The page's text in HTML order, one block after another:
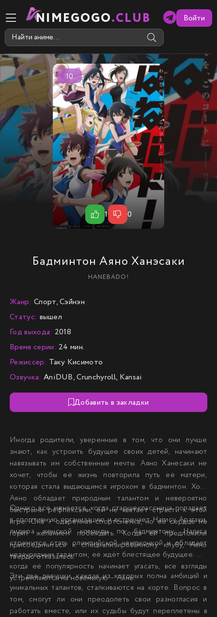
NIMEGOGO.CLUB Войти
Бадминтон Аяно Ханэсаки
HANEBADO!
10
1 0
Жанр: Спорт, Сэйнэн
Статус: вышел
Год выхода: 2018
Время серии: 24 мин.
Режиссер: Таку Кисимото
Озвучка: AniDUB, Crunchyroll, Kansai
Добавить в закладки
Иногда родители, уверенные в том, что они лучше
знают, как устроить будущее своих детей, начинают
навязывать им собственные мечты. Аяно Ханесаки не
хочет, чтобы её жизнь повторила путь её матери,
которая стала выдающимся игроком в бадминтон. Хотя
Аяно обладает природным талантом и невероятно
быстрыми рефлексами, ей не хватает страсти к этой
игре. Она – одарённая спортсменка, но её сердце не
горит желанием побеждать. Когда ей предложили
присоединиться к специализированному клубу, Аяно
твёрдо отказалась.
Однако всё меняется, когда старшеклассница попадает
в спортивную организацию и встречает Нагису Арагаки,
лидера женской команды по бадминтону. Нагиса
стремится стать олимпийской чемпионкой и обладает
незаурядным талантом; её ждёт блестящее будущее. Но
когда её популярность начинает угасать, все взгляды
устремляются на новенькую – Аяно.
Эти две девушки, каждая из которых полна амбиций и
уникальных талантов, сталкиваются на корте. Вопрос в
том, смогут ли они преодолеть свои разногласия и
работать вместе, или их судьбы будут переплетены в